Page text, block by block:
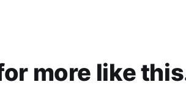
more like